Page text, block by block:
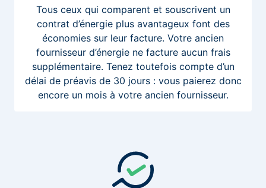
Tous ceux qui comparent et souscrivent un
contrat d’énergie plus avantageux font des
économies sur leur facture. Votre ancien
fournisseur d’énergie ne facture aucun frais
supplémentaire. Tenez toutefois compte d’un
délai de préavis de 30 jours : vous paierez donc
encore un mois à votre ancien fournisseur.